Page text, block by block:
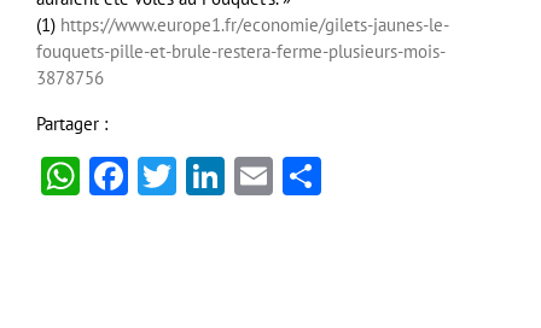
(1) https://www.europe1.fr/economie/gilets-jaunes-le-
fouquets-pille-et-brule-restera-ferme-plusieurs-mois-
3878756
Partager :
WhatsApp
Facebook
Twitter
LinkedIn
Email